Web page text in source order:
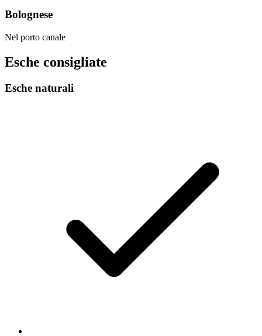
Bolognese
Nel porto canale
Esche consigliate
Esche naturali